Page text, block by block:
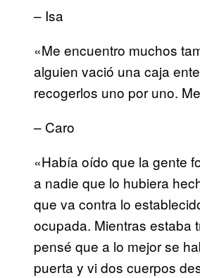
– Isa
«Me encuentro muchos
alguien vació una caja
recogerlos uno por uno.
– Caro
«Había oído que la gente
a nadie que lo hubiera
que va contra lo
ocupada. Mientras estaba
pensé que a lo mejor se
puerta y vi dos cuerpos